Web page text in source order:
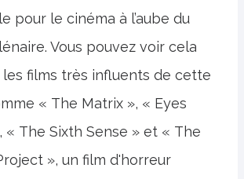
pour le cinéma à l’aube du
Vous pouvez voir cela
films très influents de cette
« The Matrix », « Eyes
« The Sixth Sense » et « The
», un film d'horreur